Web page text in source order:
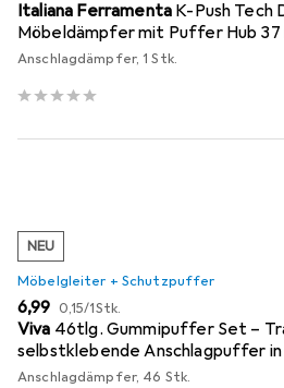
Italiana Ferramenta K-Push Tech
Möbeldämpfer mit Puffer Hub
Anschlagdämpfer, 1 Stk.
NEU
Möbelgleiter + Schutzpuffer
EUR
6,99 EUR
0,15/1Stk.
Viva 46tlg. Gummipuffer Set –
selbstklebende Anschlagpuffer in
18mm)
Anschlagdämpfer, 46 Stk.